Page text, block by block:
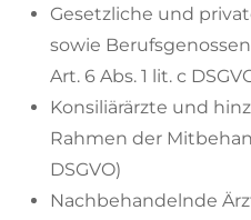
Gesetzliche und
sowie
Art. 6 Abs. 1 lit. c
Konsiliärärzte und
Rahmen der
DSGVO)
Nachbehandelnde